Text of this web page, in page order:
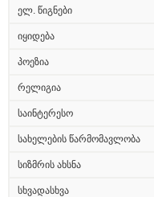
ელ. წიგნები
იყიდება
პოეზია
რელიგია
საინტერესო
სახელების წარმომავლობა
სიზმრის ახსნა
სხვადასხვა